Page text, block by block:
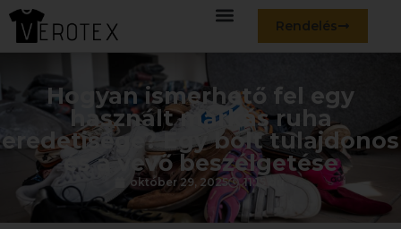
Rendelés
Hogyan ismerhető fel egy
használt márkás ruha
eredetisége? Egy bolt tulajdonos
és a vevő beszélgetése
október 29, 2025 11:15 du.